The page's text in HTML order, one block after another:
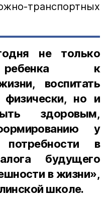
транспортных
не только
ребенка к
воспитать
физически, но и
здоровым,
у
потребности в
будущего
в жизни»,
школе.